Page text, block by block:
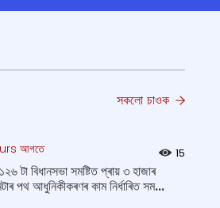
সকলো চাওক
আগতে 15
টা বিধানসভা সমষ্টিত প্ৰায় ৩ হাজাৰ
পথ আধুনিকীকৰণৰ কাম নিৰ্ধাৰিত সম...